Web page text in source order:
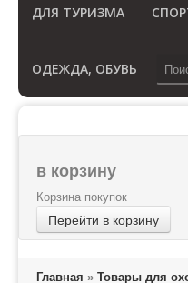
ДЛЯ ТУРИЗМА
ОДЕЖДА, ОБУВЬ
в корзину
Корзина покупок
Перейти в корзину
Главная » Товары для